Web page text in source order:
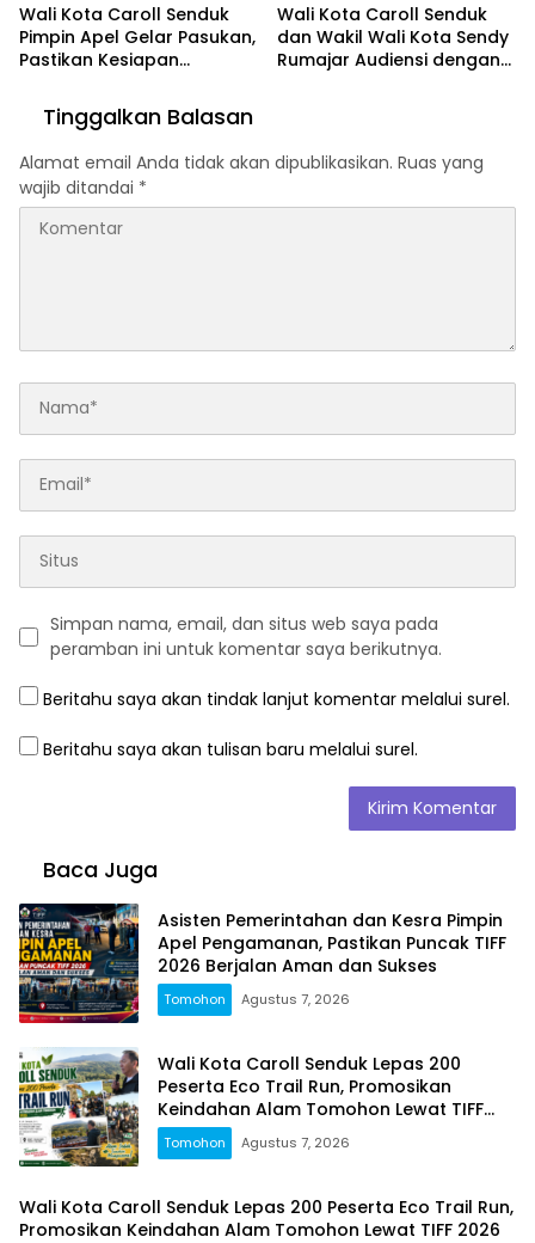
Wali Kota Caroll Senduk
Pimpin Apel Gelar Pasukan,
Pastikan Kesiapan
Wali Kota Caroll Senduk
dan Wakil Wali Kota Sendy
Rumajar Audiensi dengan
Tinggalkan Balasan
Alamat email Anda tidak akan dipublikasikan. Ruas yang
wajib ditandai *
Simpan nama, email, dan situs web saya pada
peramban ini untuk komentar saya berikutnya.
Beritahu saya akan tindak lanjut komentar melalui surel.
Beritahu saya akan tulisan baru melalui surel.
Baca Juga
Asisten Pemerintahan dan Kesra Pimpin
Apel Pengamanan, Pastikan Puncak TIFF
2026 Berjalan Aman dan Sukses
Tomohon Agustus 7, 2026
Wali Kota Caroll Senduk Lepas 200
Peserta Eco Trail Run, Promosikan
Keindahan Alam Tomohon Lewat TIFF
2026
Tomohon Agustus 7, 2026
Wali Kota Caroll Senduk Lepas 200 Peserta Eco Trail Run,
Promosikan Keindahan Alam Tomohon Lewat TIFF 2026